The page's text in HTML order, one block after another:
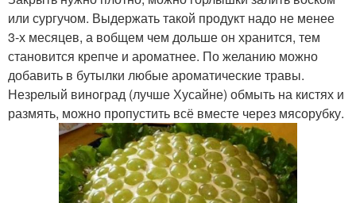
или сургучом. Выдержать такой продукт надо не менее
3-х месяцев, а вобщем чем дольше он хранится, тем
становится крепче и ароматнее. По желанию можно
добавить в бутылки любые ароматические травы.
Незрелый виноград (лучше Хусайне) обмыть на кистях и
размять, можно пропустить всё вместе через мясорубку.